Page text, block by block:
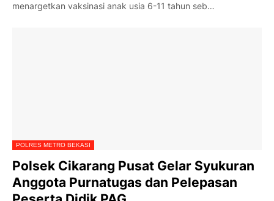
menargetkan vaksinasi anak usia 6-11 tahun seb…
POLRES METRO BEKASI
Polsek Cikarang Pusat Gelar Syukuran
Anggota Purnatugas dan Pelepasan